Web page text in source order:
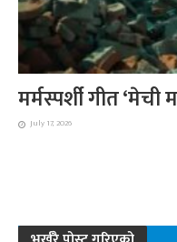
मर्मस्पर्शी गीत
July 17, 2026